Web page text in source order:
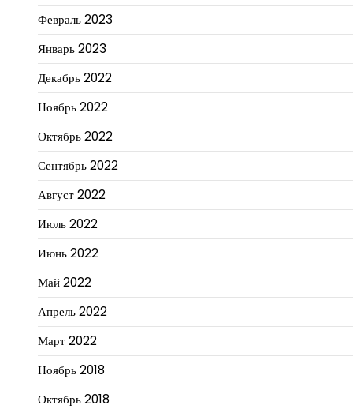
Февраль 2023
Январь 2023
Декабрь 2022
Ноябрь 2022
Октябрь 2022
Сентябрь 2022
Август 2022
Июль 2022
Июнь 2022
Май 2022
Апрель 2022
Март 2022
Ноябрь 2018
Октябрь 2018